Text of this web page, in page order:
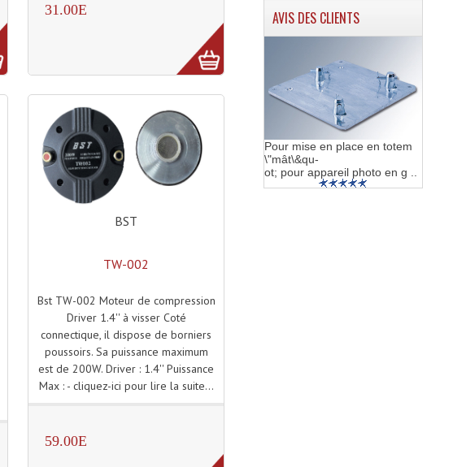
31.00E
BST
TW-002
Bst TW-002 Moteur de compression
Driver 1.4'' à visser Coté
connectique, il dispose de borniers
poussoirs. Sa puissance maximum
est de 200W. Driver : 1.4'' Puissance
Max : - cliquez-ici pour lire la suite...
59.00E
AVIS DES CLIENTS
Pour mise en place en totem
\"mât\&qu-
ot; pour appareil photo en g ..